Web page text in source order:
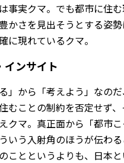
事実クマ。でも都市に住
かさを見出そうとする姿
に現れているクマ。
インサイト
」から「考えよう」なの
むことの制約を否定せず
クマ。真正面から「都市
いう入射角のほうが伝わ
ことというよりも、日本